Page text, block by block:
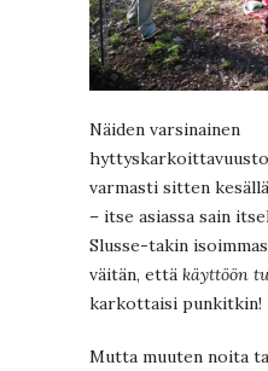
Näiden varsinainen
varmasti sitten
– itse asiassa sain
Slusse-takin
väitän, että käyttöön
karkottaisi punkitkin!
Mutta muuten noita